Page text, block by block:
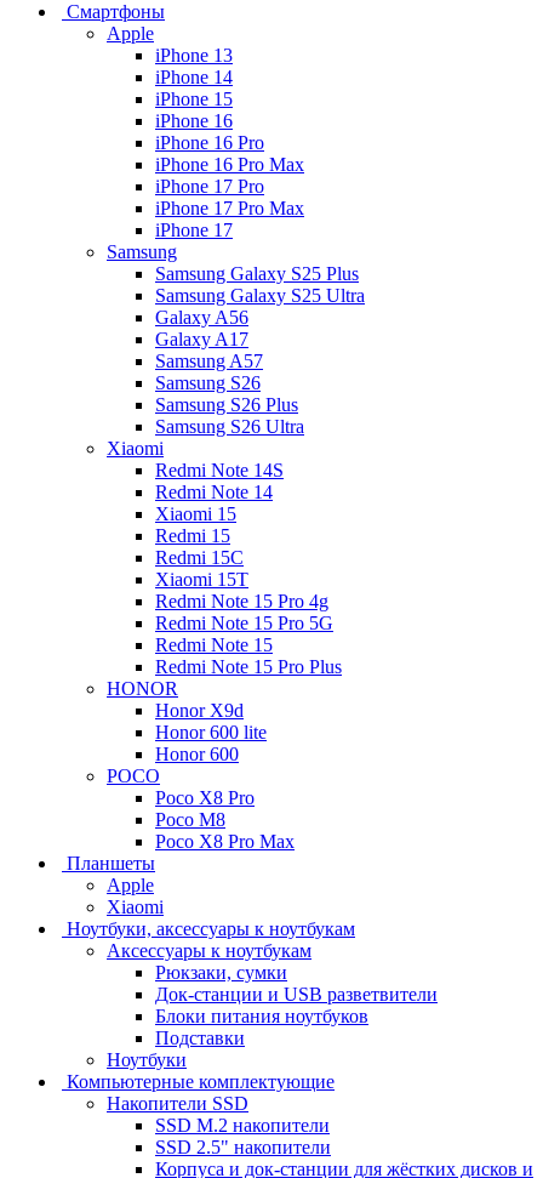
Смартфоны
Apple
iPhone 13
iPhone 14
iPhone 15
iPhone 16
iPhone 16 Pro
iPhone 16 Pro Max
iPhone 17 Pro
iPhone 17 Pro Max
iPhone 17
Samsung
Samsung Galaxy S25 Plus
Samsung Galaxy S25 Ultra
Galaxy A56
Galaxy A17
Samsung A57
Samsung S26
Samsung S26 Plus
Samsung S26 Ultra
Xiaomi
Redmi Note 14S
Redmi Note 14
Xiaomi 15
Redmi 15
Redmi 15C
Xiaomi 15T
Redmi Note 15 Pro 4g
Redmi Note 15 Pro 5G
Redmi Note 15
Redmi Note 15 Pro Plus
HONOR
Honor X9d
Honor 600 lite
Honor 600
POCO
Poco X8 Pro
Poco M8
Poco X8 Pro Max
Планшеты
Apple
Xiaomi
Ноутбуки, аксессуары к ноутбукам
Аксессуары к ноутбукам
Рюкзаки, сумки
Док-станции и USB разветвители
Блоки питания ноутбуков
Подставки
Ноутбуки
Компьютерные комплектующие
Накопители SSD
SSD M.2 накопители
SSD 2.5" накопители
Корпуса и док-станции для жёстких дисков и